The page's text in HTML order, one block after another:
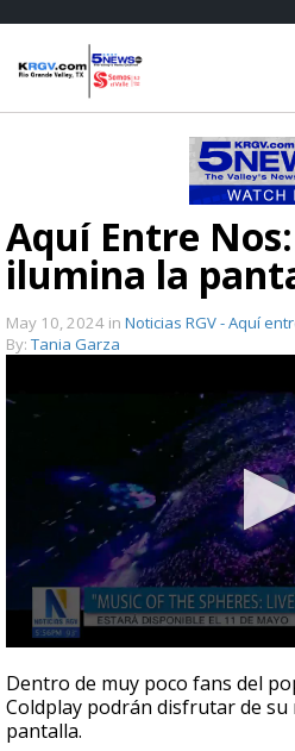
Aquí Entre
ilumina la
May 10, 2024 in Noticias RGV - Aquí
By: Tania Garza
seconds
of
1
minute,
Dentro de muy poco fans del
Coldplay podrán disfrutar de su
pantalla.